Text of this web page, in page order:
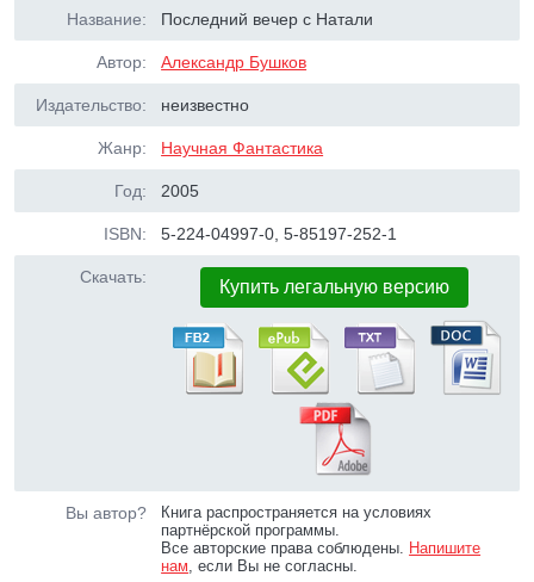
Название: Последний вечер с Натали
Автор: Александр Бушков
Издательство: неизвестно
Жанр: Научная Фантастика
Год: 2005
ISBN: 5-224-04997-0, 5-85197-252-1
Скачать: Купить легальную версию
Вы автор?
Книга распространяется на условиях
партнёрской программы.
Все авторские права соблюдены. Напишите
нам, если Вы не согласны.